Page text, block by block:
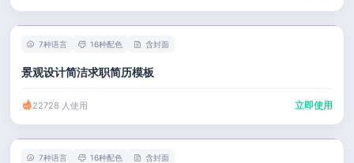
7种语言 16种配色 含封面
景观设计简洁求职简历模板
22728 人使用 立即使用
7种语言 16种配色 含封面